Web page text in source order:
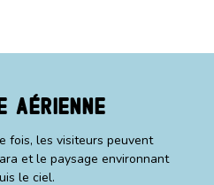
Aérienne
fois, les visiteurs peuvent
et le paysage environnant
le ciel.